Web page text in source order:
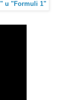
u "Formuli 1"